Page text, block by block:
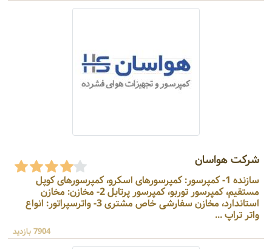
شرکت هواسان
سازنده 1- کمپرسور: کمپرسورهای اسکرو، کمپرسورهای کوپل
مستقیم، کمپرسور توربو، کمپرسور پرتابل 2- مخازن: مخازن
استاندارد، مخازن سفارشی خاص مشتری 3- واترسپراتور: انواع
واتر تراپ ...
7904 بازدید